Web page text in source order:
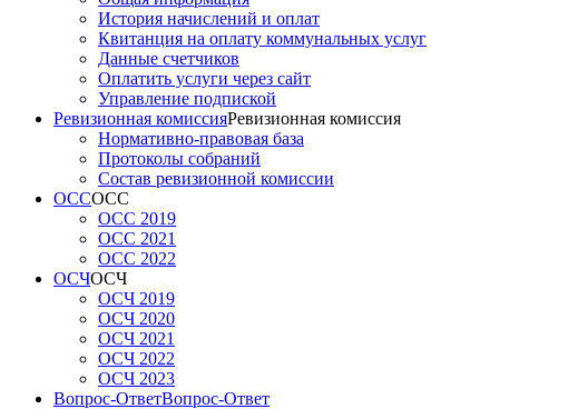
История начислений и оплат
Квитанция на оплату коммунальных услуг
Данные счетчиков
Оплатить услуги через сайт
Управление подпиской
Ревизионная комиссияРевизионная комиссия
Нормативно-правовая база
Протоколы собраний
Состав ревизионной комиссии
ОССОСС
ОСС 2019
ОСС 2021
ОСС 2022
ОСЧОСЧ
ОСЧ 2019
ОСЧ 2020
ОСЧ 2021
ОСЧ 2022
ОСЧ 2023
Вопрос-ОтветВопрос-Ответ